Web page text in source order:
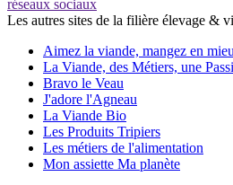
réseaux sociaux
Les autres sites de la filière élevage &
Aimez la viande, mangez en
La Viande, des Métiers, une
Bravo le Veau
J'adore l'Agneau
La Viande Bio
Les Produits Tripiers
Les métiers de l'alimentation
Mon assiette Ma planète